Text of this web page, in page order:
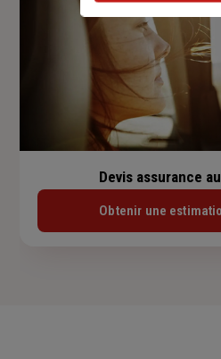
Devis assurance
Obtenir une